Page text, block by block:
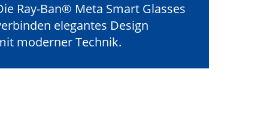
Ray-Ban® Meta Smart Glasses
elegantes Design
moderner Technik.